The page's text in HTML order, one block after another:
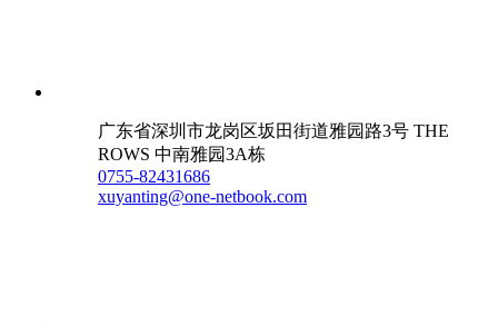
广东省深圳市龙岗区坂田街道雅园路3号 THE
ROWS 中南雅园3A栋
0755-82431686
xuyanting@one-netbook.com